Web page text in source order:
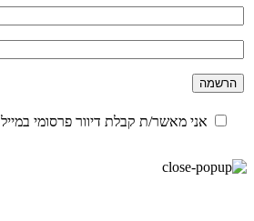
אני מאשר/ת קבלת דיוור פרסומי במייל